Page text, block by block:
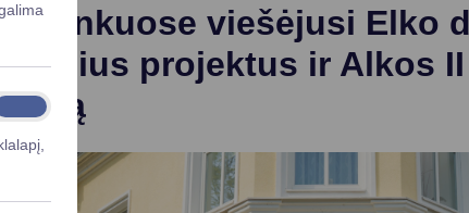
Lygios galimybės
Savivaldybės remiami
Finansų valdymas ir apskaita
Organizacinė struktūra
teisinė pagalba
Teisės aktų pažeidimai
vertinimas
Vartotojų teisių apsauga
viešėjusi Elko
projektus ir Alkos